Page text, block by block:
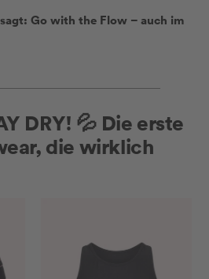
Go with the Flow – auch im
DRY! 💦 Die erste
die wirklich